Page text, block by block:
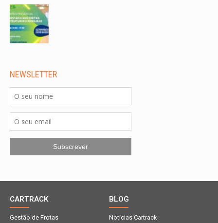
NEWSLETTER
CARTRACK
Gestão de Frotas
BLOG
Notícias Cartrack